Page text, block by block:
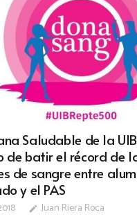
Saludable de la
de batir el récord de
de sangre entre
y el PAS
edit Juan Riera Roca